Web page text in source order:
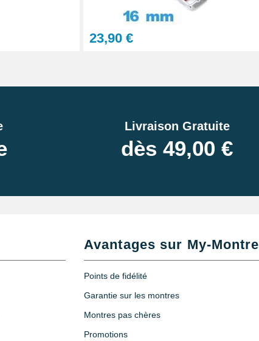
23,90 €
Livraison Gratuite
dès 49,00 €
Avantages sur My-Montre
Points de fidélité
Garantie sur les montres
Montres pas chères
Promotions